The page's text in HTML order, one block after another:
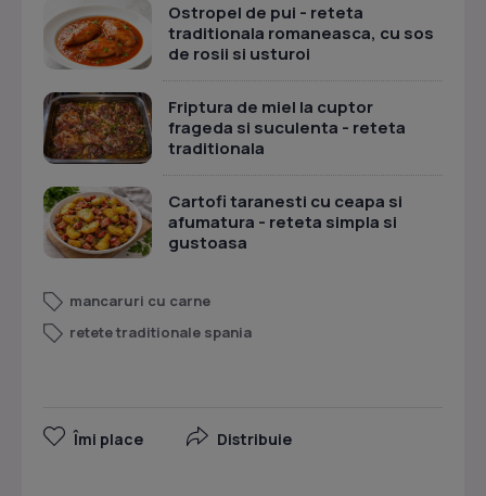
Ostropel de pui - reteta
traditionala romaneasca, cu sos
de rosii si usturoi
Friptura de miel la cuptor
frageda si suculenta - reteta
traditionala
Cartofi taranesti cu ceapa si
afumatura - reteta simpla si
gustoasa
mancaruri cu carne
retete traditionale spania
Îmi place Distribuie